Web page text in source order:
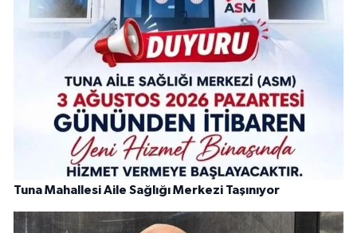
Tuna Mahallesi Aile Sağlığı Merkezi Taşınıyor